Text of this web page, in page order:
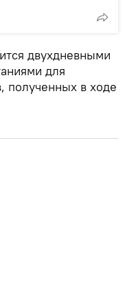
двухдневными
для
полученных в ходе